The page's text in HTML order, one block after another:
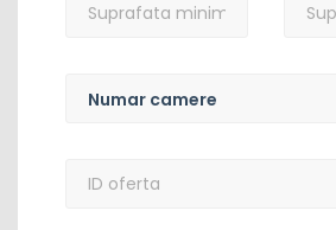
minima
camere
Numar camere
cheie